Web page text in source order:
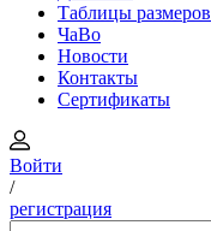
Таблицы размеров
ЧаВо
Новости
Контакты
Сертификаты
Войти
/
регистрация